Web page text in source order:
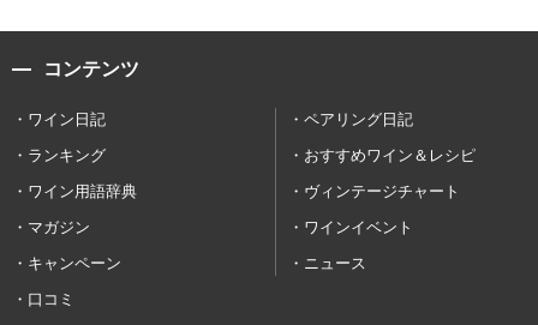
コンテンツ
ワイン日記
ペアリング日記
ランキング
おすすめワイン＆レシピ
ワイン用語辞典
ヴィンテージチャート
マガジン
ワインイベント
キャンペーン
ニュース
口コミ